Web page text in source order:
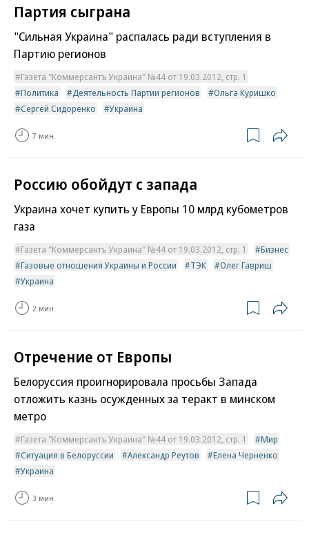
Партия сыграна
"Сильная Украина" распалась ради вступления в
Партию регионов
Газета "Коммерсантъ Украина" №44 от 19.03.2012, стр. 1
Политика
Деятельность Партии регионов
Ольга Куришко
Сергей Сидоренко
Украина
7 мин.
Россию обойдут с запада
Украина хочет купить у Европы 10 млрд кубометров
газа
Газета "Коммерсантъ Украина" №44 от 19.03.2012, стр. 1
Бизнес
Газовые отношения Украины и России
ТЭК
Олег Гавриш
Украина
2 мин.
Отречение от Европы
Белоруссия проигнорировала просьбы Запада
отложить казнь осужденных за теракт в минском
метро
Газета "Коммерсантъ Украина" №44 от 19.03.2012, стр. 1
Мир
Ситуация в Белоруссии
Александр Реутов
Елена Черненко
Украина
3 мин.